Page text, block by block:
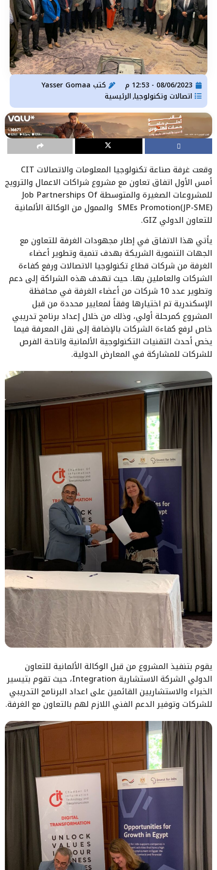
08/06/2023 - 12:53 م كتبYasser Gomaa
اتصالات وتكنولوجيا,الرئيسية
وقعت غرفة صناعة تكنولوجيا المعلومات والاتصالات CIT
أمس الأول اتفاق تعاون مع مشروع شراكات الاعمال والترويج
للمشروعات الصغيرة والمتوسطة Job Partnerships Of
SMEs Promotion(JP-SME) والممول من الوكالة الألمانية
للتعاون الدولي GIZ.
يأتي هذا الاتفاق في إطار مجهودات الغرفة للتعاون مع
الجهات التنموية الشريكة بهدف تنمية وتطوير أعضاء
الغرفة من شركات قطاع تكنولوجيا الاتصالات ورفع كفاءة
الشركات والعاملين بها. حيث تهدف هذه الشراكة إلى دعم
وتطوير عدد 10 شركات من أعضاء الغرفة في محافظة
الإسكندرية تم اختيارها وفقاً لمعايير محددة من قبل
المشروع كمرحلة أولي، وذلك من خلال إعداد برنامج تدريبي
خاص لرفع كفاءة الشركات بالإضافة إلى نقل المعرفة فيما
يخص أحدث التقنيات التكنولوجية الألمانية واتاحة الفرص
للشركات للمشاركة في المعارض الدولية.
يقوم بتنفيذ المشروع من قبل الوكالة الألمانية للتعاون
الدولي الشركة الاستشارية Integration، حيث تقوم بتيسير
الخبراء والاستشاريين القائمين على اعداد البرنامج التدريبي
للشركات وتوفير الدعم الفني اللازم لهم بالتعاون مع الغرفة.